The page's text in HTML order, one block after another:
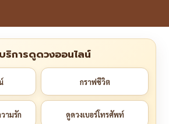
บริการดูดวงออนไลน์
กราฟชีวิต
ามรัก ดูดวงเบอร์โทรศัพท์